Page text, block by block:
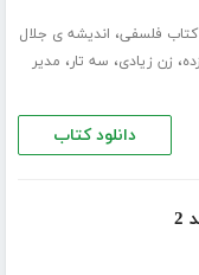
کتاب فلسفی، اندیشه ی جلال
، زن زیادی، سه تار، مدیر
دانلود کتاب